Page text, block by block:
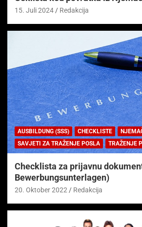
15. Juli 2024 Redakcija
AUSBILDUNG (SSS) CHECKLISTE
SAVJETI ZA TRAŽENJE POSLA
TRAŽENJE
Checklista za prijavnu
Bewerbungsunterlagen)
20. Oktober 2022 Redakcija